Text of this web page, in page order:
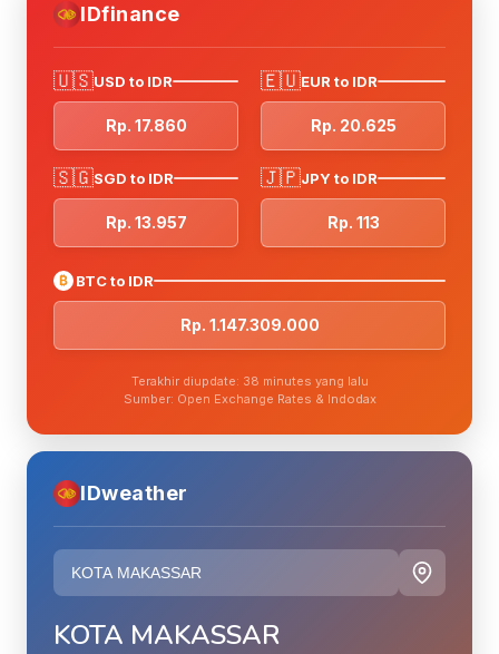
IDfinance
🇺🇸USD to IDR
Rp. 17.860
🇪🇺EUR to IDR
Rp. 20.625
🇸🇬SGD to IDR
Rp. 13.957
🇯🇵JPY to IDR
Rp. 113
₿ BTC to IDR
Rp. 1.147.309.000
Terakhir diupdate: 38 minutes yang lalu
Sumber: Open Exchange Rates & Indodax
IDweather
KOTA MAKASSAR